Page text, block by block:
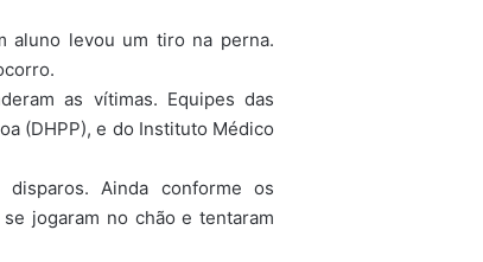
aluno levou um tiro na perna.
as vítimas. Equipes das
(DHPP), e do Instituto Médico
Ainda conforme os
jogaram no chão e tentaram